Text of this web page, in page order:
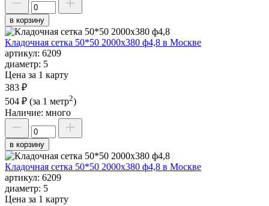
в корзину
Кладочная сетка 50*50 2000х380 ф4,8 в Москве
артикул: 6209
диаметр: 5
Цена за 1 карту
383 ₽
504 ₽ (за 1 метр2)
Наличие: много
в корзину
Кладочная сетка 50*50 2000х380 ф4,8 в Москве
артикул: 6209
диаметр: 5
Цена за 1 карту